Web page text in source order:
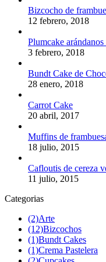
Bizcocho de
12 febrero, 2018
Plumcake
3 febrero, 2018
Bundt Cake de
28 enero, 2018
Carrot Cake
20 abril, 2017
Muffins de
18 julio, 2015
Cafloutis de cereza
11 julio, 2015
Categorias
(2)Arte
(12)Bizcochos
(1)Bundt Cakes
(1)Crema Pastelera